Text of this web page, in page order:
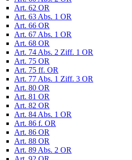
Art. 62 OR
Art. 63 Abs. 1 OR
Art. 66 OR
Art. 67 Abs. 1 OR
Art. 68 OR
Art. 74 Abs. 2 Ziff. 1 OR
Art. 75 OR
Art. 75 ff. OR
Art. 77 Abs. 1 Ziff. 3 OR
Art. 80 OR
Art. 81 OR
Art. 82 OR
Art. 84 Abs. 1 OR
Art. 86 f. OR
Art. 86 OR
Art. 88 OR
Art. 89 Abs. 2 OR